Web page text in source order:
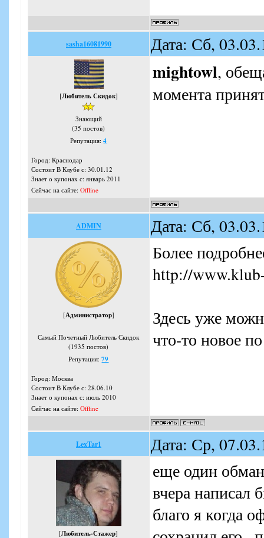
sasha16081990 Дата: Сб,
[Любитель Скидок]
Знающий
(35 постов)
Репутация:4
Город: Краснодар
Состоит В Клубе с: 30.01.12
Знает о купонах с: январь 2011
Сейчас на сайте: Offline
mightowl,
момента
ADMIN Дата: Сб,
[Администратор]
Самый Почетный Любитель Скидок
(1935 постов)
Репутация:79
Город: Москва
Состоит В Клубе с: 28.06.10
Знает о купонах с: июль 2010
Сейчас на сайте: Offline
Более
http://
Здесь уже
что-то новое
LexTar1 Дата: Ср,
[Любитель-Стажер]
еще один
вчера написал
благо я когда